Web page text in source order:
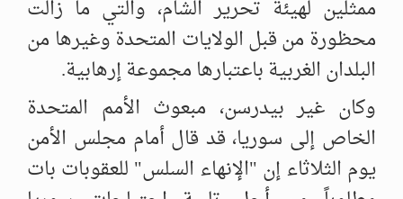
ممثلين لهيئة تحرير الشام، والتي ما زالت
محظورة من قبل الولايات المتحدة ‏وغيرها من
البلدان الغربية باعتبارها مجموعة إرهابية. ‏
وكان غير بيدرسن، مبعوث الأمم المتحدة
الخاص إلى سوريا، قد قال أمام ‏مجلس الأمن
يوم الثلاثاء إن "الإنهاء السلس" للعقوبات بات